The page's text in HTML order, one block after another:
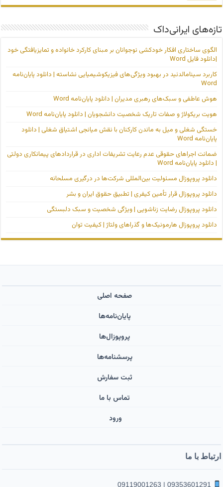
تازه‌های ایرانی‌داک
الگوی ساختاری افکار خودکشی نوجوانان بر مبنای کارکرد خانواده و تمایزیافتگی خود
|دانلود فایل Word
کاربرد سینامالدئید در بهبود ویژگی‌های فیزیکوشیمیایی نشاسته | دانلود پایان‌نامه
Word
هوش عاطفی و سبک‌های رهبری مدیران | دانلود پایان‌نامه Word
هویت بریکولاژ و صفات تاریک شخصیت دانشجویان | دانلود پایان‌نامه Word
خستگی شغلی و میل به ماندن کارکنان با نقش میانجی اشتیاق شغلی | دانلود
پایان‌نامه Word
ضمانت اجراهای حقوقی عدم رعایت تشریفات اداری در قراردادهای پیمانکاری دولتی
| دانلود پایان‌نامه Word
دانلود پروپوزال مسئولیت بین‌المللی شرکت‌ها در درگیری مسلحانه
دانلود پروپوزال قرار تأمین کیفری | تطبیق حقوق ایران و بشر
دانلود پروپوزال رضایت زناشویی | ویژگی شخصیت و سبک دلبستگی
دانلود پروپوزال هارمونیک‌ها و گذراهای ولتاژ | کیفیت توان
صفحه اصلی
پایان‌نامه‌ها
پروپوزال‌ها
پرسشنامه‌ها
ثبت سفارش
تماس با ما
ورود ‌
ارتباط با ما